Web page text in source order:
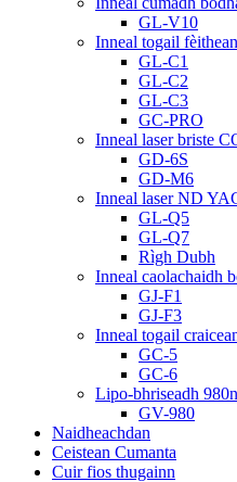
GL-V10
Inneal togail
GL-C1
GL-C2
GL-C3
GC-PRO
Inneal laser briste
GD-6S
GD-M6
Inneal laser ND
GL-Q5
GL-Q7
Rìgh Dubh
Inneal caolachaidh
GJ-F1
GJ-F3
Inneal togail
GC-5
GC-6
Lipo-bhriseadh
GV-980
Naidheachdan
Ceistean Cumanta
Cuir fios thugainn